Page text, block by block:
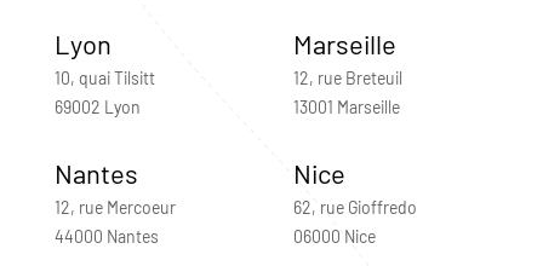
Lyon
10, quai Tilsitt
69002 Lyon
Marseille
12, rue Breteuil
13001 Marseille
Nantes
12, rue Mercoeur
44000 Nantes
Nice
62, rue Gioffredo
06000 Nice